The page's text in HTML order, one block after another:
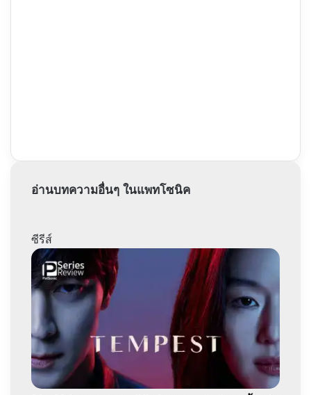
อ่านบทความอื่นๆ ในแพทโซนิค
ซีรีส์